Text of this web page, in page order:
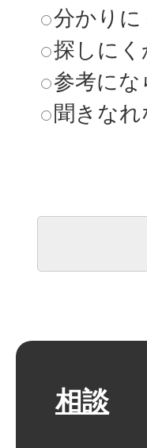
分かりに
探しにく
参考に
聞きな
相談